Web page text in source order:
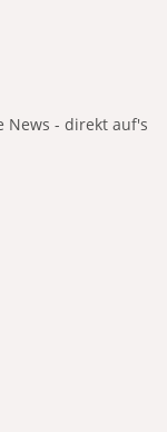
News - direkt auf's